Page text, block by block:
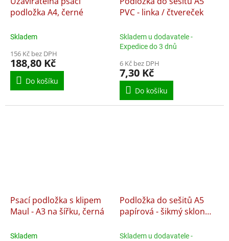
podložka A4, černé
Skladem
156 Kč bez DPH
188,80 Kč
Do košíku
PVC - linka / čtvereček
Skladem u dodavatele -
Expedice do 3 dnů
6 Kč bez DPH
7,30 Kč
Do košíku
Psací podložka s klipem
Maul - A3 na šířku, černá
Skladem
Podložka do sešitů A5
papírová - šikmý sklon
Skladem u dodavatele -